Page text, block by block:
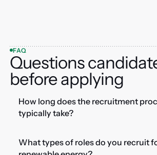
FAQ
Questions
before applying
How long does the recruitment
typically take?
What types of roles do you recruit